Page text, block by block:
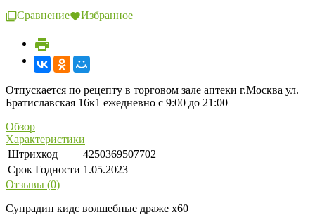
Сравнение Избранное
Отпускается по рецепту в торговом зале аптеки г.Москва ул.
Братиславская 16к1 ежедневно с 9:00 до 21:00
Обзор
Характеристики
Штрихкод
4250369507702
Срок Годности 1.05.2023
Отзывы (0)
Супрадин кидс волшебные драже х60